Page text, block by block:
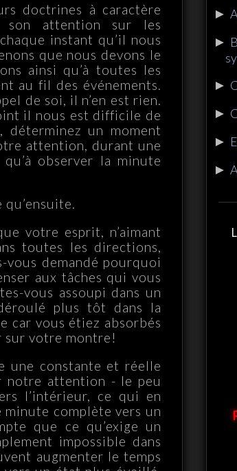
doctrines à caractère
son attention sur les
instant qu’il nous
que nous devons le
ainsi qu’à toutes les
au fil des événements.
de soi, il n’en est rien.
il nous est difficile de
un moment
attention, durant une
observer la minute
votre esprit, n’aimant
toutes les directions,
demandé pourquoi
aux tâches qui vous
vous assoupi dans un
plus tôt dans la
car vous étiez absorbés
sur votre montre!
une constante et réelle
notre attention - le peu
l’intérieur, ce qui en
complète vers un
que ce qu’exige un
impossible dans
augmenter le temps
►
►
►
►
►
►